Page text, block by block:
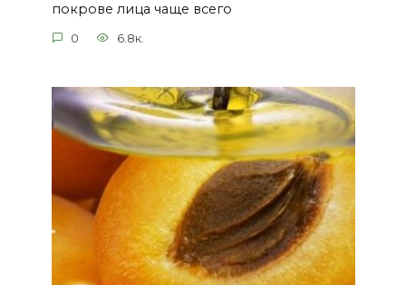
покрове лица чаще всего
0 6.8к.